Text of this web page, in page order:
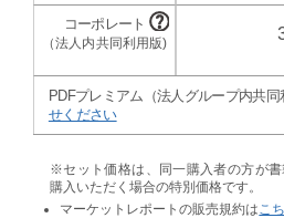
PDFプレミアム（法人グループ内共
せください
※セット価格は、同一購入者の方が
購入いただく場合の特別価格です。
マーケットレポートの販売規約は こ